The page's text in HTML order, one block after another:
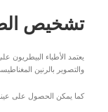
تشخيص
يعتمد الأطباء
والتصوير بالرنين
كما يمكن الحصول على